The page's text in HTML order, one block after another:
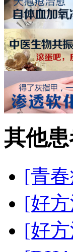
其他患
[青
[好
[好